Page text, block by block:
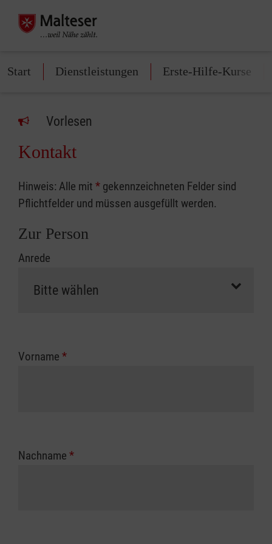
Start Dienstleistungen Erste-Hilfe-Kurse
Vorlesen
Kontakt
Hinweis: Alle mit * gekennzeichneten Felder sind
Pflichtfelder und müssen ausgefüllt werden.
Zur Person
Anrede
Vorname *
Nachname *